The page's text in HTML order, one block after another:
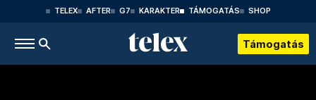
TELEX AFTER G7 KARAKTER TÁMOGATÁS SHOP
Támogatás